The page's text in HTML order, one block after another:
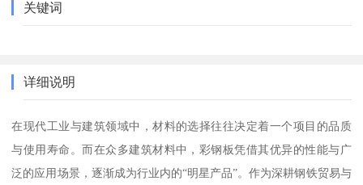
关键词
详细说明
在现代工业与建筑领域中，材料的选择往往决定着一个项目的品质
与使用寿命。而在众多建筑材料中，彩钢板凭借其优异的性能与广
泛的应用场景，逐渐成为行业内的“明星产品”。作为深耕钢铁贸易与